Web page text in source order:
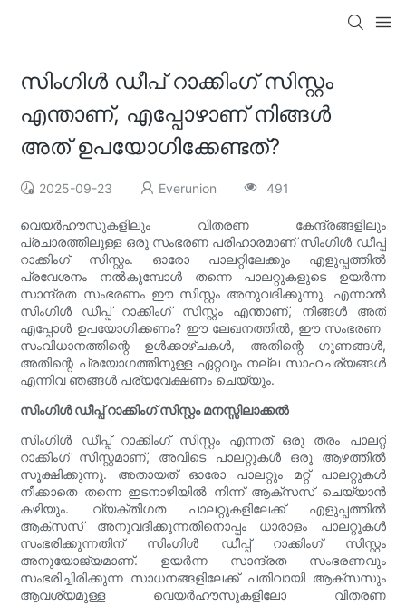
സിംഗിൾ ഡീപ് റാക്കിംഗ് സിസ്റ്റം
എന്താണ്, എപ്പോഴാണ് നിങ്ങൾ
അത് ഉപയോഗിക്കേണ്ടത്?
2025-09-23 Everunion 491
വെയർഹൗസുകളിലും വിതരണ കേന്ദ്രങ്ങളിലും
പ്രചാരത്തിലുള്ള ഒരു സംഭരണ ​​പരിഹാരമാണ് സിംഗിൾ ഡീപ്പ്
റാക്കിംഗ് സിസ്റ്റം. ഓരോ പാലറ്റിലേക്കും എളുപ്പത്തിൽ
പ്രവേശനം നൽകുമ്പോൾ തന്നെ പാലറ്റുകളുടെ ഉയർന്ന
സാന്ദ്രത സംഭരണം ഈ സിസ്റ്റം അനുവദിക്കുന്നു. എന്നാൽ
സിംഗിൾ ഡീപ്പ് റാക്കിംഗ് സിസ്റ്റം എന്താണ്, നിങ്ങൾ അത്
എപ്പോൾ ഉപയോഗിക്കണം? ഈ ലേഖനത്തിൽ, ഈ സംഭരണ ​​
സംവിധാനത്തിന്റെ ഉൾക്കാഴ്ചകൾ, അതിന്റെ ഗുണങ്ങൾ,
അതിന്റെ പ്രയോഗത്തിനുള്ള ഏറ്റവും നല്ല സാഹചര്യങ്ങൾ
എന്നിവ ഞങ്ങൾ പര്യവേക്ഷണം ചെയ്യും.
സിംഗിൾ ഡീപ്പ് റാക്കിംഗ് സിസ്റ്റം മനസ്സിലാക്കൽ
സിംഗിൾ ഡീപ്പ് റാക്കിംഗ് സിസ്റ്റം എന്നത് ഒരു തരം പാലറ്റ്
റാക്കിംഗ് സിസ്റ്റമാണ്, അവിടെ പാലറ്റുകൾ ഒരു ആഴത്തിൽ
സൂക്ഷിക്കുന്നു. അതായത് ഓരോ പാലറ്റും മറ്റ് പാലറ്റുകൾ
നീക്കാതെ തന്നെ ഇടനാഴിയിൽ നിന്ന് ആക്‌സസ് ചെയ്യാൻ
കഴിയും. വ്യക്തിഗത പാലറ്റുകളിലേക്ക് എളുപ്പത്തിൽ
ആക്‌സസ് അനുവദിക്കുന്നതിനൊപ്പം ധാരാളം പാലറ്റുകൾ
സംഭരിക്കുന്നതിന് സിംഗിൾ ഡീപ്പ് റാക്കിംഗ് സിസ്റ്റം
അനുയോജ്യമാണ്. ഉയർന്ന സാന്ദ്രത സംഭരണവും
സംഭരിച്ചിരിക്കുന്ന സാധനങ്ങളിലേക്ക് പതിവായി ആക്‌സസും
ആവശ്യമുള്ള വെയർഹൗസുകളിലോ വിതരണ